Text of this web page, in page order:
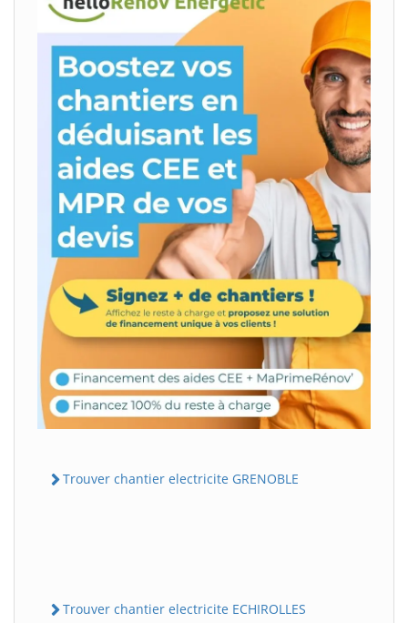
Trouver chantier electricite GRENOBLE
Trouver chantier electricite ECHIROLLES